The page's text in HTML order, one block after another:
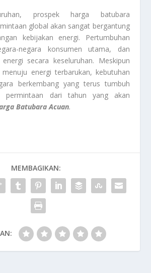
prospek harga batubara
global akan sangat bergantung
kebijakan energi. Pertumbuhan
negara konsumen utama, dan
secara keseluruhan. Meskipun
energi terbarukan, kebutuhan
berkembang yang terus tumbuh
permintaan dari tahun yang akan
Batubara Acuan.
MEMBAGIKAN: